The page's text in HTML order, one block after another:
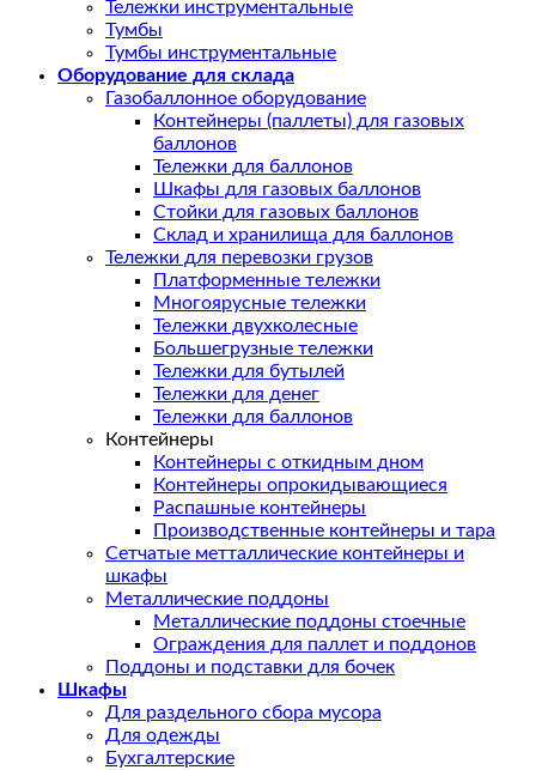
Тележки инструментальные
Тумбы
Тумбы инструментальные
Оборудование для склада
Газобаллонное оборудование
Контейнеры (паллеты) для газовых
баллонов
Тележки для баллонов
Шкафы для газовых баллонов
Стойки для газовых баллонов
Склад и хранилища для баллонов
Тележки для перевозки грузов
Платформенные тележки
Многоярусные тележки
Тележки двухколесные
Большегрузные тележки
Тележки для бутылей
Тележки для денег
Тележки для баллонов
Контейнеры
Контейнеры с откидным дном
Контейнеры опрокидывающиеся
Распашные контейнеры
Производственные контейнеры и тара
Сетчатые метталлические контейнеры и
шкафы
Металлические поддоны
Металлические поддоны стоечные
Ограждения для паллет и поддонов
Поддоны и подставки для бочек
Шкафы
Для раздельного сбора мусора
Для одежды
Бухгалтерские